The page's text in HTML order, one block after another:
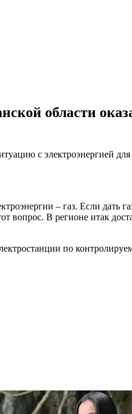
области
с электроэнергией
– газ. Если дать
вопрос. В регионе итак
по